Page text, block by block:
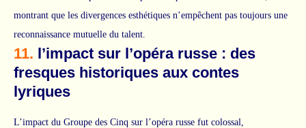
montrant que les divergences esthétiques n’empêchent pas toujours une
reconnaissance mutuelle du talent.
11. l’impact sur l’opéra russe : des
fresques historiques aux contes
lyriques
L’impact du Groupe des Cinq sur l’opéra russe fut colossal,